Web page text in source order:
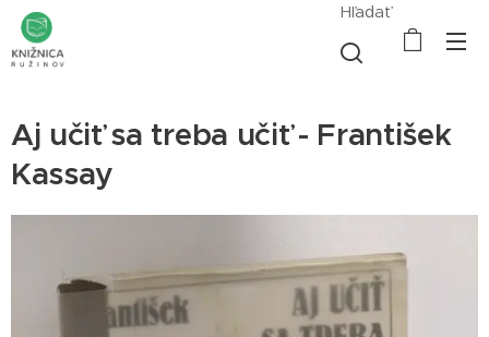
Hľadať
Aj učiť sa treba učiť - František
Kassay